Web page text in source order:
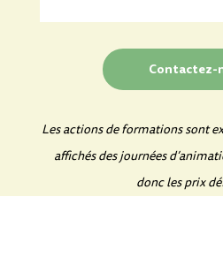
Contactez-
Les actions de formations sont
affichés des journées
donc les prix